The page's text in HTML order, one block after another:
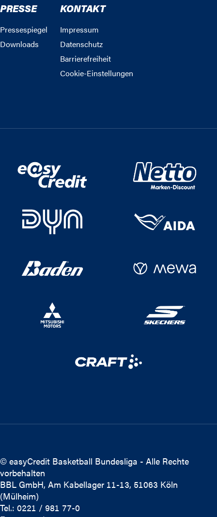
PRESSE
Pressespiegel
Downloads
KONTAKT
Impressum
Datenschutz
Barrierefreiheit
Cookie-Einstellungen
© easyCredit Basketball Bundesliga - Alle Rechte
vorbehalten
BBL GmbH, Am Kabellager 11-13, 51063 Köln
(Mülheim)
Tel.: 0221 / 981 77-0